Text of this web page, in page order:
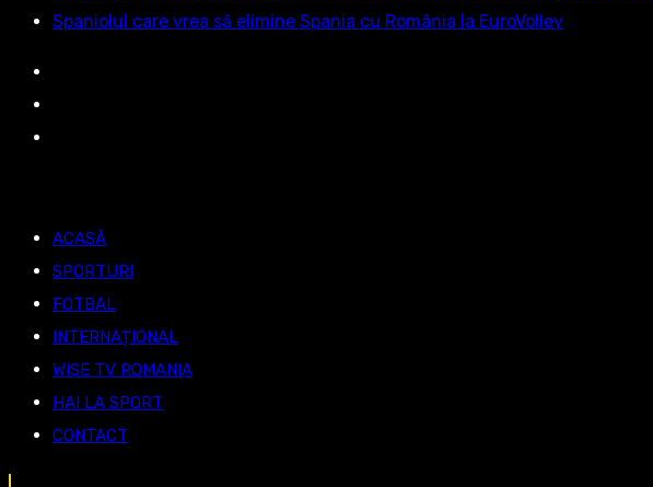
Spaniolul care vrea să elimine Spania cu România la EuroVolley
ACASĂ
SPORTURI
FOTBAL
INTERNAȚIONAL
WISE TV ROMANIA
HAI LA SPORT
CONTACT